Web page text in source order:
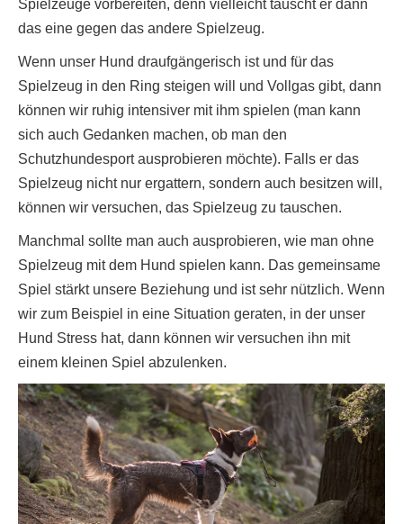
Spielzeuge vorbereiten, denn vielleicht tauscht er dann
das eine gegen das andere Spielzeug.
Wenn unser Hund draufgängerisch ist und für das
Spielzeug in den Ring steigen will und Vollgas gibt, dann
können wir ruhig intensiver mit ihm spielen (man kann
sich auch Gedanken machen, ob man den
Schutzhundesport ausprobieren möchte). Falls er das
Spielzeug nicht nur ergattern, sondern auch besitzen will,
können wir versuchen, das Spielzeug zu tauschen.
Manchmal sollte man auch ausprobieren, wie man ohne
Spielzeug mit dem Hund spielen kann. Das gemeinsame
Spiel stärkt unsere Beziehung und ist sehr nützlich. Wenn
wir zum Beispiel in eine Situation geraten, in der unser
Hund Stress hat, dann können wir versuchen ihn mit
einem kleinen Spiel abzulenken.